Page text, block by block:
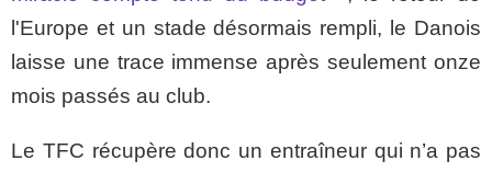
l'Europe et un stade désormais rempli, le Danois
laisse une trace immense après seulement onze
mois passés au club.
Le TFC récupère donc un entraîneur qui n’a pas